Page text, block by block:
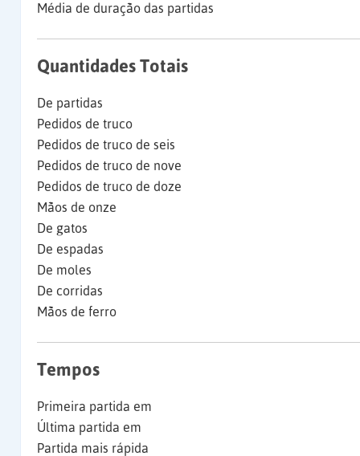
Média de duração das partidas
Quantidades Totais
De partidas
Pedidos de truco
Pedidos de truco de seis
Pedidos de truco de nove
Pedidos de truco de doze
Mãos de onze
De gatos
De espadas
De moles
De corridas
Mãos de ferro
Tempos
Primeira partida em
Última partida em
Partida mais rápida